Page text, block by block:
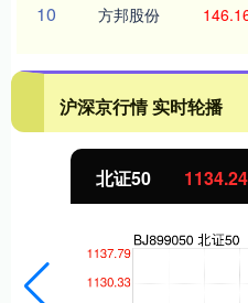
10 方邦股份
沪深京行情 实时轮播
北证50 1134.24